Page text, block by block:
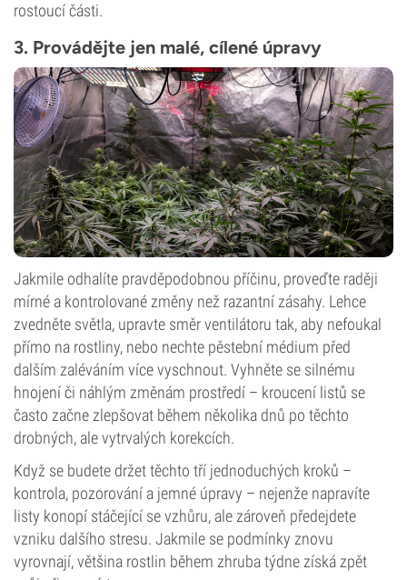
rostoucí části.
3. Provádějte jen malé, cílené úpravy
Jakmile odhalíte pravděpodobnou příčinu, proveďte raději
mírné a kontrolované změny než razantní zásahy. Lehce
zvedněte světla, upravte směr ventilátoru tak, aby nefoukal
přímo na rostliny, nebo nechte pěstební médium před
dalším zaléváním více vyschnout. Vyhněte se silnému
hnojení či náhlým změnám prostředí – kroucení listů se
často začne zlepšovat během několika dnů po těchto
drobných, ale vytrvalých korekcích.
Když se budete držet těchto tří jednoduchých kroků –
kontrola, pozorování a jemné úpravy – nejenže napravíte
listy konopí stáčející se vzhůru, ale zároveň předejdete
vzniku dalšího stresu. Jakmile se podmínky znovu
vyrovnají, většina rostlin během zhruba týdne získá zpět